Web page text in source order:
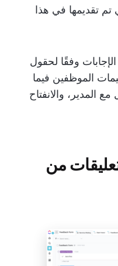
تقديمها في هذا
وفقًا لحقول
الموظفين فيما
المدير، والانفتاح
من